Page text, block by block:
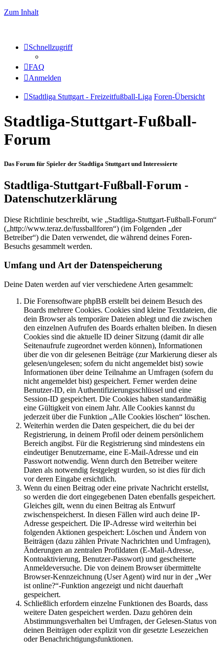
Zum Inhalt
Schnellzugriff
FAQ
Anmelden
Stadtliga Stuttgart - Freizeitfußball-Liga Foren-Übersicht
Stadtliga-Stuttgart-Fußball-
Forum
Das Forum für Spieler der Stadtliga Stuttgart und Interessierte
Stadtliga-Stuttgart-Fußball-Forum -
Datenschutzerklärung
Diese Richtlinie beschreibt, wie „Stadtliga-Stuttgart-Fußball-Forum“
(„http://www.teraz.de/fussballforen“) (im Folgenden „der
Betreiber“) die Daten verwendet, die während deines Foren-
Besuchs gesammelt werden.
Umfang und Art der Datenspeicherung
Deine Daten werden auf vier verschiedene Arten gesammelt:
Die Forensoftware phpBB erstellt bei deinem Besuch des
Boards mehrere Cookies. Cookies sind kleine Textdateien, die
dein Browser als temporäre Dateien ablegt und die zwischen
den einzelnen Aufrufen des Boards erhalten bleiben. In diesen
Cookies sind die aktuelle ID deiner Sitzung (damit dir alle
Seitenaufrufe zugeordnet werden können), Informationen
über die von dir gelesenen Beiträge (zur Markierung dieser als
gelesen/ungelesen; sofern du nicht angemeldet bist) sowie
Informationen über deine Teilnahme an Umfragen (sofern du
nicht angemeldet bist) gespeichert. Ferner werden deine
Benutzer-ID, ein Authentifizierungsschlüssel und eine
Session-ID gespeichert. Die Cookies haben standardmäßig
eine Gültigkeit von einem Jahr. Alle Cookies kannst du
jederzeit über die Funktion „Alle Cookies löschen“ löschen.
Weiterhin werden die Daten gespeichert, die du bei der
Registrierung, in deinem Profil oder deinem persönlichem
Bereich angibst. Für die Registrierung sind mindestens ein
eindeutiger Benutzername, eine E-Mail-Adresse und ein
Passwort notwendig. Wenn durch den Betreiber weitere
Daten als notwendig festgelegt wurden, so ist dies für dich
vor deren Eingabe ersichtlich.
Wenn du einen Beitrag oder eine private Nachricht erstellst,
so werden die dort eingegebenen Daten ebenfalls gespeichert.
Gleiches gilt, wenn du einen Beitrag als Entwurf
zwischenspeicherst. In diesen Fällen wird auch deine IP-
Adresse gespeichert. Die IP-Adresse wird weiterhin bei
folgenden Aktionen gespeichert: Löschen und Ändern von
Beiträgen (dazu zählen Private Nachrichten und Umfragen),
Änderungen an zentralen Profildaten (E-Mail-Adresse,
Kontoaktivierung, Benutzer-Passwort) und gescheiterte
Anmeldeversuche. Die von deinem Browser übermittelte
Browser-Kennzeichnung (User Agent) wird nur in der „Wer
ist online?“-Funktion angezeigt und nicht dauerhaft
gespeichert.
Schließlich erfordern einzelne Funktionen des Boards, dass
weitere Daten gespeichert werden. Dazu gehören dein
Abstimmungsverhalten bei Umfragen, der Gelesen-Status von
deinen Beiträgen oder explizit von dir gesetzte Lesezeichen
oder Benachrichtigungsfunktionen.